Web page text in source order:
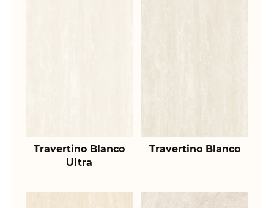
Travertino Blanco
Ultra
Travertino Blanco